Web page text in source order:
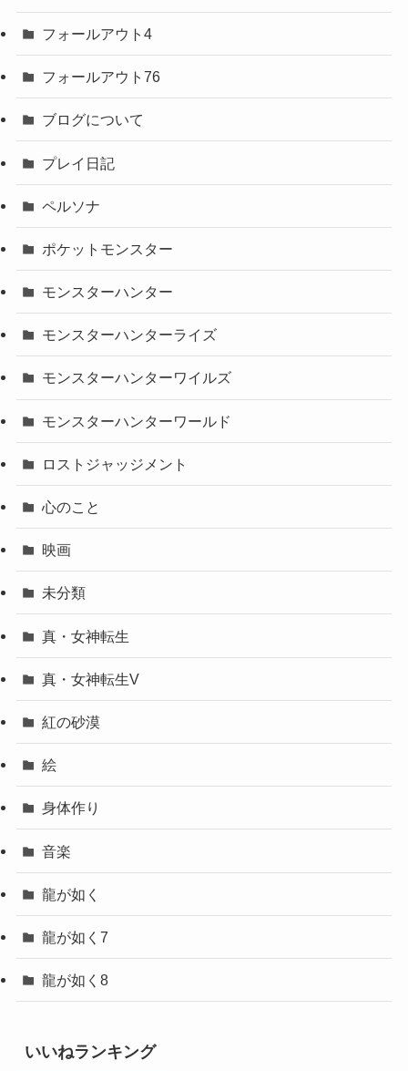
フォールアウト4
フォールアウト76
ブログについて
プレイ日記
ペルソナ
ポケットモンスター
モンスターハンター
モンスターハンターライズ
モンスターハンターワイルズ
モンスターハンターワールド
ロストジャッジメント
心のこと
映画
未分類
真・女神転生
真・女神転生V
紅の砂漠
絵
身体作り
音楽
龍が如く
龍が如く7
龍が如く8
いいねランキング